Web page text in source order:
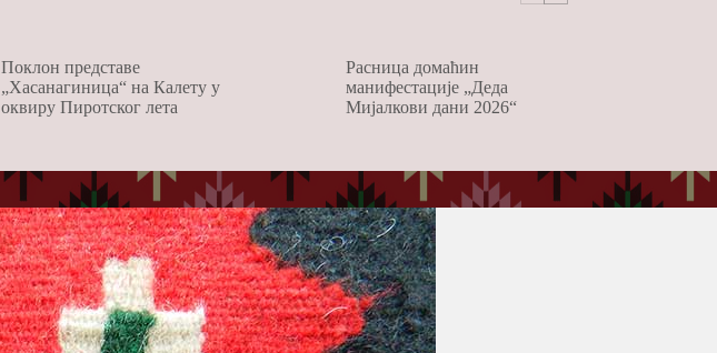
Поклон представе
„Хасанагиница“ на Калету у
оквиру Пиротског лета
Расница домаћин
манифестације „Деда
Мијалкови дани 2026“